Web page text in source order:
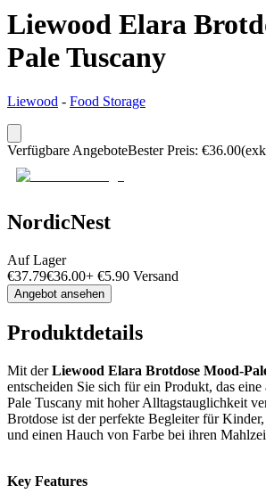
Liewood Elara
Pale Tuscany
Liewood - Food Storage
Verfügbare AngeboteBester Preis: €36.00
NordicNest
Auf Lager
€37.79€36.00+ €5.90 Versand
Angebot ansehen
Produktdetails
Mit derLiewood Elara Brotdose Mood-
entscheiden Sie sich für ein Produkt, das
Pale Tuscany mit hoher Alltagstauglichkeit
Brotdose ist der perfekte Begleiter für
und einen Hauch von Farbe bei ihren
Key Features